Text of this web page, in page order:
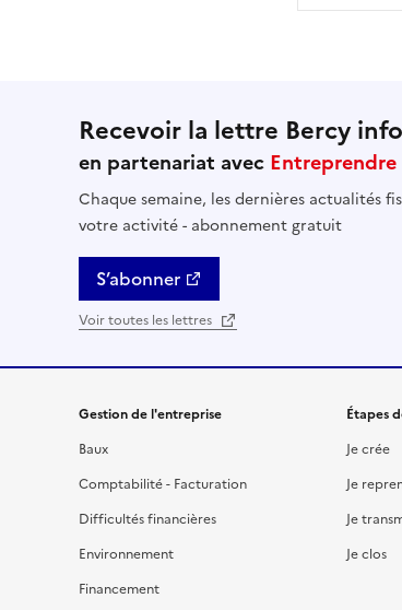
Recevoir la lettre Bercy
en partenariat avec Entreprendre
Chaque semaine, les dernières actualités
votre activité - abonnement gratuit
S’abonner
Voir toutes les lettres
Gestion de l'entreprise
Baux
Comptabilité - Facturation
Difficultés financières
Environnement
Financement
Étapes
Je crée
Je
Je
Je clos